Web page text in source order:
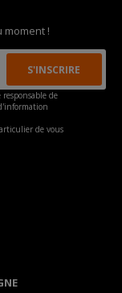
!
de
de vous